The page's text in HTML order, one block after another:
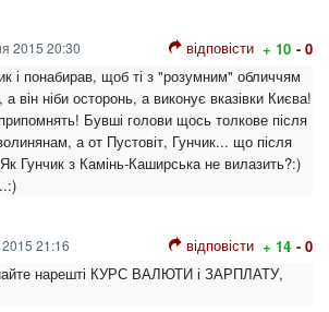
2015 20:30 відповісти + 10 - 0
і понабирав, щоб ті з "розумним" обличчям
він ніби осторонь, а виконує вказівки Києва!
Бувші голови щось толкове після
а от Пустовіт, Гунчик... що після
Гунчик з Камінь-Каширська не вилазить?:)
21:16 відповісти + 14 - 0
нарешті КУРС ВАЛЮТИ і ЗАРПЛАТУ,